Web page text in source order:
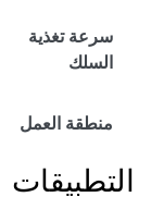
سرعة تغذية
السلك
منطقة العمل
التطبيقات